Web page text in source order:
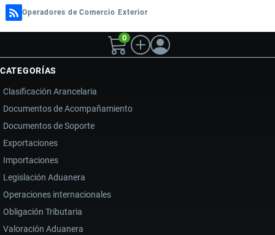
COMERCIO
Operadores de Comercio Exterior
0
CATEGORÍAS
Clasificación Arancelaria
Documentos de Acompañamiento
Documentos de Soporte
Exportaciones
Importaciones
Legislación Aduanera
Operaciones internacionales
Obligación Tributaria
Valoración Aduanera